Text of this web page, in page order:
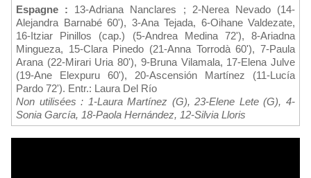
Espagne : 13-Adriana Nanclares ; 2-Nerea Nevado (14-
Alejandra Barnabé 60'), 3-Ana Tejada, 6-Oihane Valdezate,
16-Itziar Pinillos (cap.) (5-Andrea Medina 72'), 8-Ariadna
Mingueza, 15-Clara Pinedo (21-Anna Torrodà 60'), 7-Paula
Arana (22-Mirari Uria 80'), 9-Bruna Vilamala, 17-Elena Julve
(19-Ane Elexpuru 60'), 20-Ascensión Martínez (11-Lucía
Pardo 72'). Entr.: Laura Del Río
Non utilisées : 1-Laura Martínez (G), 23-Elene Lete (G), 4-
Sonia García, 18-Paola Hernández, 12-Silvia Lloris